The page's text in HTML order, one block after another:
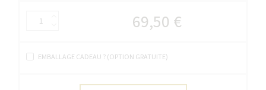
69,50 €
EMBALLAGE CADEAU ? (OPTION GRATUITE)